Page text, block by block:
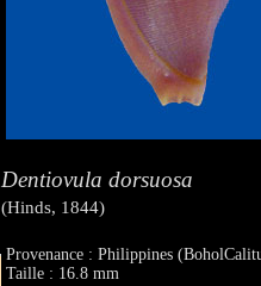
Dentiovula dorsuosa
(Hinds, 1844)
Provenance : Philippines
Taille : 16.8 mm